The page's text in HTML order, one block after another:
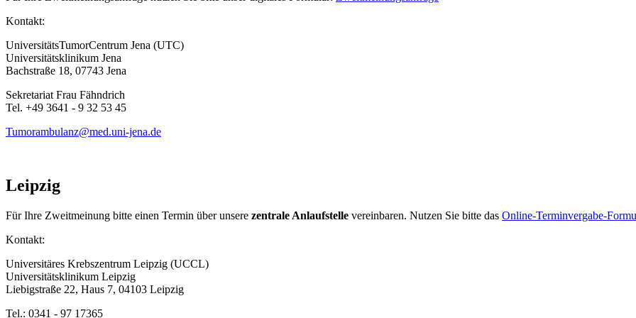
Kontakt:
UniversitätsTumorCentrum Jena (UTC)
Universitätsklinikum Jena
Bachstraße 18, 07743 Jena
Sekretariat Frau Fähndrich
Tel. +49 3641 - 9 32 53 45
Tumorambulanz@med.uni-jena.de
Leipzig
​Für Ihre Zweitmeinung bitte einen Termin über unsere zentrale Anlaufstelle vereinbaren. Nutzen Sie bitte das Online-Terminvergabe-
Kontakt:
Universitäres Krebszentrum Leipzig (UCCL)
Universitätsklinikum Leipzig
Liebigstraße 22, Haus 7, 04103 Leipzig
Tel.: 0341 - 97 17365